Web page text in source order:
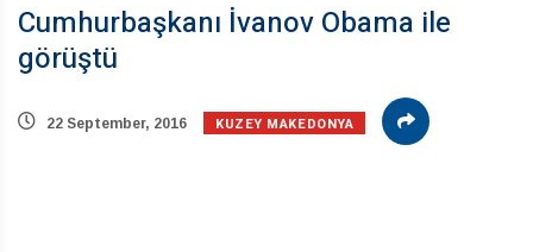
Cumhurbaşkanı İvanov Obama ile
görüştü
22 September, 2016 KUZEY MAKEDONYA